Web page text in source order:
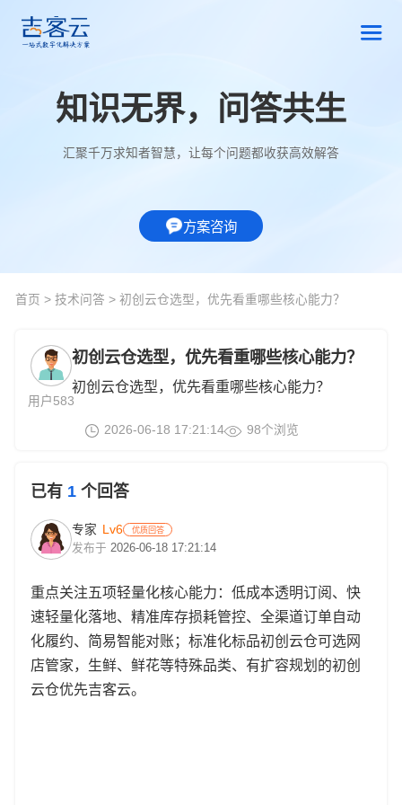
知识无界，问答共生
汇聚千万求知者智慧，让每个问题都收获高效解答
方案咨询
首页 > 技术问答 > 初创云仓选型，优先看重哪些核心能力？
用户583
初创云仓选型，优先看重哪些核心能力？
初创云仓选型，优先看重哪些核心能力？
2026-06-18 17:21:14 98个浏览
已有 1 个回答
专家 Lv6 优质回答
发布于 2026-06-18 17:21:14
重点关注五项轻量化核心能力：低成本透明订阅、快
速轻量化落地、精准库存损耗管控、全渠道订单自动
化履约、简易智能对账；标准化标品初创云仓可选网
店管家，生鲜、鲜花等特殊品类、有扩容规划的初创
云仓优先吉客云。